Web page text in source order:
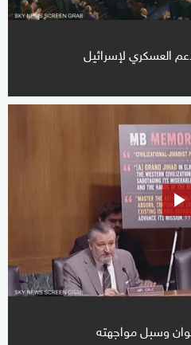
العسكري لإسرائيل
وسبل مواجهته